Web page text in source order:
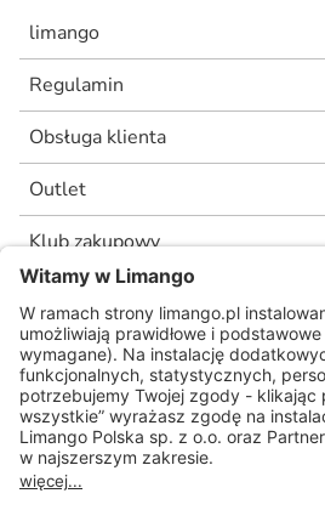
limango
Regulamin
Obsługa klienta
Outlet
Klub zakupowy